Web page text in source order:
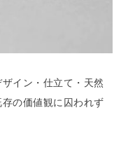
イン・仕立て・天然
の価値観に囚われず